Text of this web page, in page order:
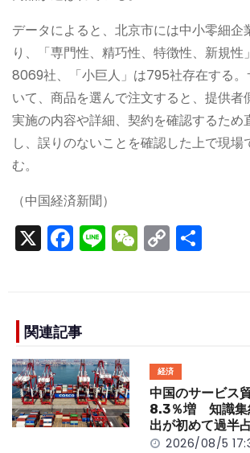
データによると、北京市には中小零細企
り、「専門性、精巧性、特徴性、新規性
8069社、「小巨人」は795社存在する
いて、商品を選んで注文すると、提供者
実施の内容や詳細、契約を確認するため
し、誤りのないことを確認した上で現場
む。
（中国経済新聞）
X F
e
b
o
o
k
Li W C
n
k
関連記事
経済
中国のサービス
8.3％増 知識集
出が初めて過半
2026/08/5